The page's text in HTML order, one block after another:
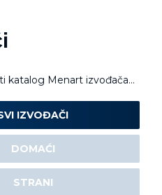
katalog Menart izvođača...
IZVOĐAČI
DOMAĆI
STRANI